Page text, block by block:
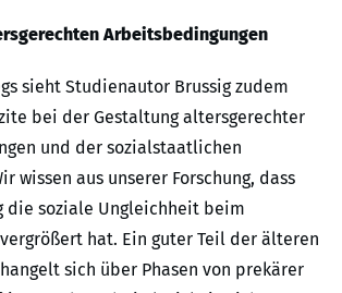
Arbeitsbedingungen
sieht Studienautor Brussig zudem
bei der Gestaltung altersgerechter
und der sozialstaatlichen
wissen aus unserer Forschung, dass
die soziale Ungleichheit beim
hat. Ein guter Teil der älteren
sich über Phasen von prekärer